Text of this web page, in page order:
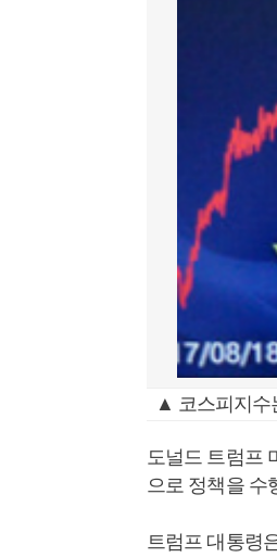
▲ 코스피지수
도널드 트럼프
으로 정책을 수
트럼프 대통령